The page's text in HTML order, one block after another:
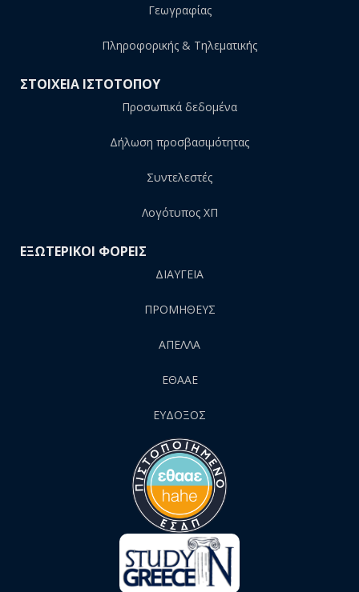
Γεωγραφίας
Πληροφορικής & Τηλεματικής
ΣΤΟΙΧΕΙΑ ΙΣΤΟΤΟΠΟΥ
Προσωπικά δεδομένα
Δήλωση προσβασιμότητας
Συντελεστές
Λογότυπος ΧΠ
ΕΞΩΤΕΡΙΚΟΙ ΦΟΡΕΙΣ
ΔΙΑΥΓΕΙΑ
ΠΡΟΜΗΘΕΥΣ
AΠΕΛΛΑ
ΕΘΑΑΕ
ΕΥΔΟΞΟΣ